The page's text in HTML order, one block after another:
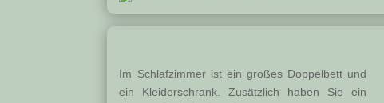
Im Schlafzimmer ist ein großes Doppelbett und
ein Kleiderschrank. Zusätzlich haben Sie ein